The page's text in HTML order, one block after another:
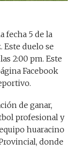
fecha 5 de la
Este duelo se
2:00 pm. Este
Facebook
de ganar,
profesional y
huaracino
donde